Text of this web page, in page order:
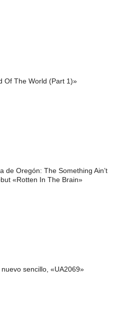
Of The World (Part 1)»
de Oregón: The Something Ain’t
«Rotten In The Brain»
sencillo, «UA2069»